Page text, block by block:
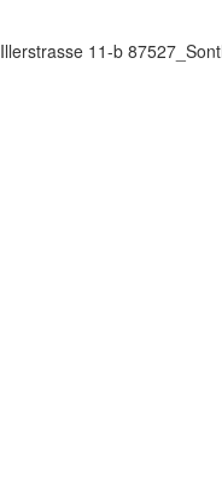
Illerstrasse 11-b